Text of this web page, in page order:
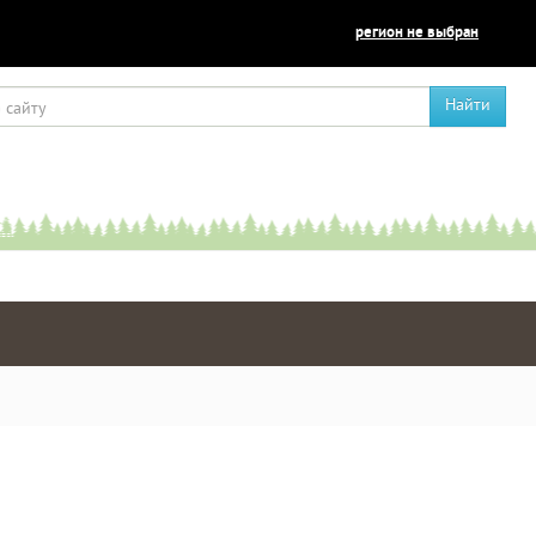
регион не выбран
Найти